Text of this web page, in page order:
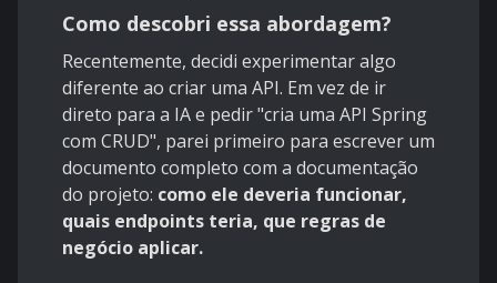
Como descobri essa abordagem?
Recentemente, decidi experimentar algo
diferente ao criar uma API. Em vez de ir
direto para a IA e pedir "cria uma API Spring
com CRUD", parei primeiro para escrever um
documento completo com a documentação
do projeto: como ele deveria funcionar,
quais endpoints teria, que regras de
negócio aplicar.​